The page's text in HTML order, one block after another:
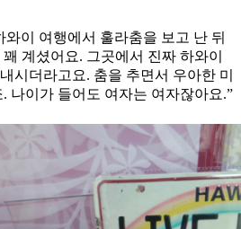
이 여행에서 훌라춤을 보고 난 뒤
계셨어요. 그곳에서 진짜 하와이
시더라고요. 춤을 추면서 우아한 미
나이가 들어도 여자는 여자잖아요.”